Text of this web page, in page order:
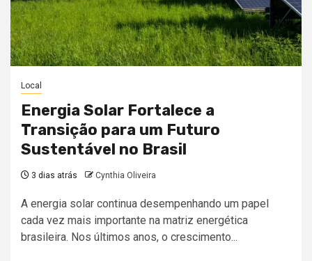
Local
Energia Solar Fortalece a
Transição para um Futuro
Sustentável no Brasil
3 dias atrás Cynthia Oliveira
A energia solar continua desempenhando um papel
cada vez mais importante na matriz energética
brasileira. Nos últimos anos, o crescimento...